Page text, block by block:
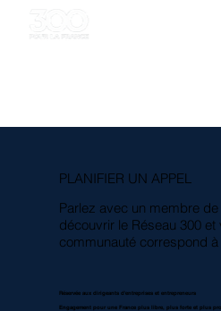
PLANIFIER UN APPEL
Parlez avec un membre
découvrir le Réseau 300 et
communauté correspond
Réservée aux dirigeants d'entreprises et entrepreneurs
Engagement pour une France plus libre, plus forte et plus